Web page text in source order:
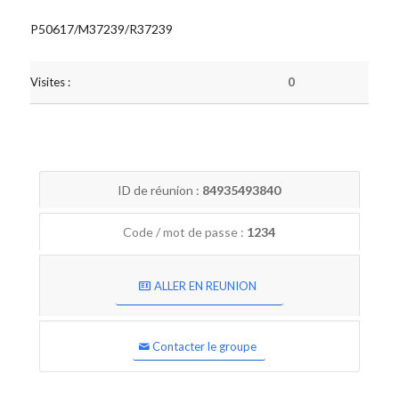
P50617/M37239/R37239
Visites : 0
ID de réunion : 84935493840
Code / mot de passe : 1234
ALLER EN REUNION
Contacter le groupe